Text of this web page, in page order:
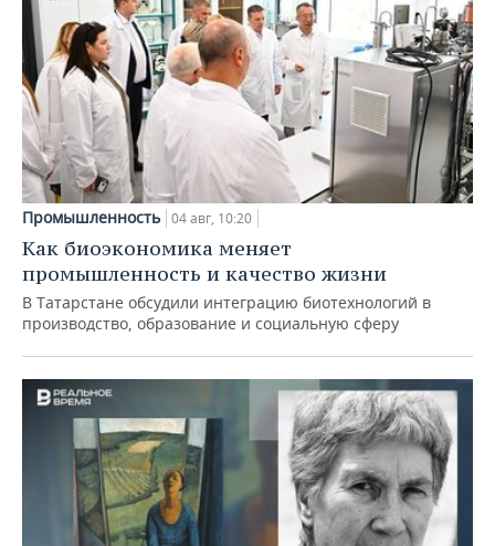
Промышленность 04 авг, 10:20
Как биоэкономика меняет
промышленность и качество жизни
В Татарстане обсудили интеграцию биотехнологий в
производство, образование и социальную сферу